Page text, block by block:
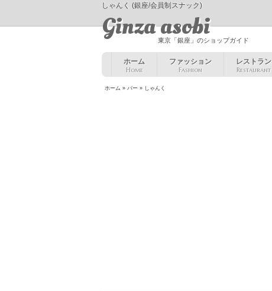
しゃんく (銀座/会員制スナック)
東京「銀座」のショップガイド
Ginza asobi
ホーム
Home
ファッション
Fashion
レストラン
Restaurant
ホーム » バー » しゃんく